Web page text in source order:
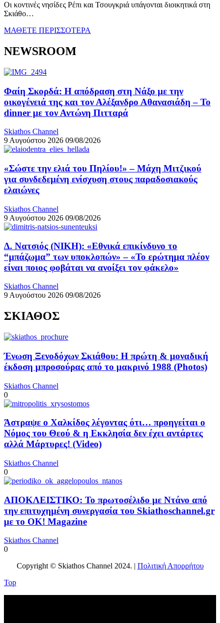
Οι κοντινές νησίδες Ρέπι και Τσουγκριά υπάγονται διοικητικά στη
Σκιάθο…
ΜΑΘΕΤΕ ΠΕΡΙΣΣΟΤΕΡΑ
NEWSROOM
Φαίη Σκορδά: Η απόδραση στη Νάξο με την
οικογένειά της και τον Αλέξανδρο Αθανασιάδη – Το
dinner με τον Αντώνη Πιτταρά
Skiathos Channel
9 Αυγούστου 2026 09/08/2026
«Σώστε την ελιά του Πηλίου!» – Μάχη Μιτζικού
για συνδεδεμένη ενίσχυση στους παραδοσιακούς
ελαιώνες
Skiathos Channel
9 Αυγούστου 2026 09/08/2026
Δ. Νατσιός (ΝΙΚΗ): «Εθνικά επικίνδυνο το
“μπάζωμα” των υποκλοπών» – «Το ερώτημα πλέον
είναι ποιος φοβάται να ανοίξει τον φάκελο»
Skiathos Channel
9 Αυγούστου 2026 09/08/2026
ΣΚΙΑΘΟΣ
Ένωση Ξενοδόχων Σκιάθου: Η πρώτη & μοναδική
έκδοση μπροσούρας από το μακρινό 1988 (Photos)
Skiathos Channel
0
Άστραψε ο Χαλκίδος λέγοντας ότι… προηγείται ο
Νόμος του Θεού & η Εκκλησία δεν έχει αντάρτες
αλλά Μάρτυρες! (Video)
Skiathos Channel
0
ΑΠΟΚΛΕΙΣΤΙΚΟ: Το πρωτοσέλιδο με Ντάνο από
την επιτυχημένη συνεργασία του Skiathoschannel.gr
με το OK! Magazine
Skiathos Channel
0
Copyright © Skiathos Channel 2024. | Πολιτική Απορρήτου
Top